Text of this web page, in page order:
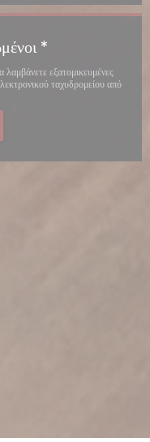
*
λαμβάνετε εξατομικευμένες
ταχυδρομείου από